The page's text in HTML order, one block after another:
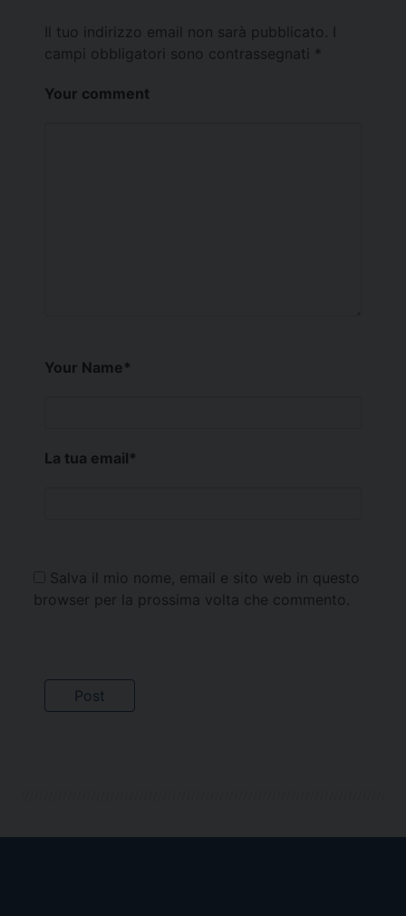
Il tuo indirizzo email non sarà pubblicato.
campi obbligatori sono contrassegnati *
Your comment
Your Name*
La tua email*
Salva il mio nome, email e sito web in questo
browser per la prossima volta che commento.